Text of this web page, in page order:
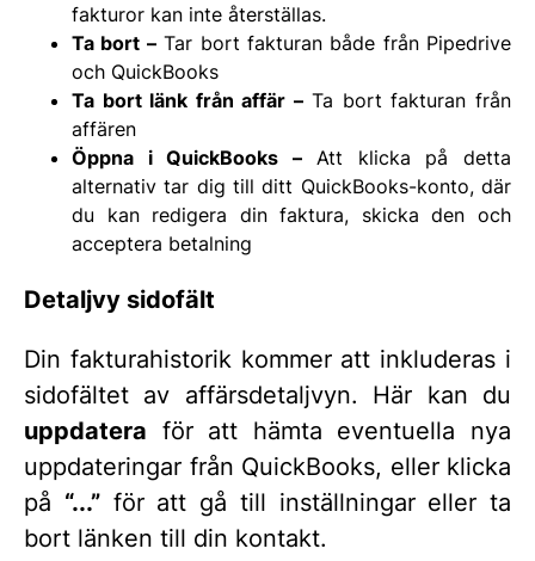
fakturor kan inte återställas.
Ta bort –Tar bort fakturan både från Pipedrive
och QuickBooks
Ta bort länk från affär –Ta bort fakturan från
affären
Öppna i QuickBooks –Att klicka på detta
alternativ tar dig till ditt QuickBooks-konto, där
du kan redigera din faktura, skicka den och
acceptera betalning
Detaljvy sidofält
Din fakturahistorik kommer att inkluderas i
sidofältet av affärsdetaljvyn. Här kan du
uppdatera för att hämta eventuella nya
uppdateringar från QuickBooks, eller klicka
på “...”för att gå till inställningar eller ta
bort länken till din kontakt.